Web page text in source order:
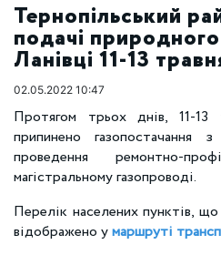
Тернопільський
подачі
Ланівці 11-13
02.05.2022 10:47
Протягом трьох днів, 11-
припинено газопостачання з
проведення ремонтно-
магістральному газопроводі.
Перелік населених пунктів,
відображено умаршруті